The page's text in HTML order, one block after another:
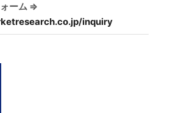
ーム ⇒
inquiry